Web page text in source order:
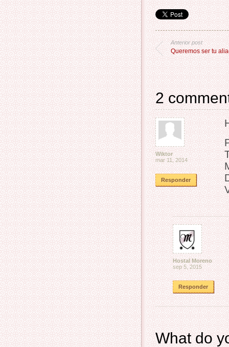
Anterior post
Queremos ser tu
2
Wiktor
mar 11, 2014
Responder
Hostal Moreno
sep 5, 2015
Responder
What do